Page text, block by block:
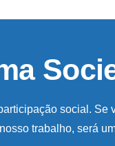
social. Se
trabalho, será